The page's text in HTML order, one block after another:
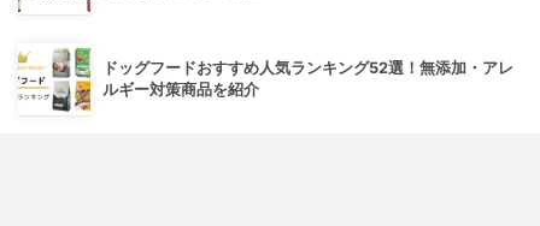
ドッグフードおすすめ人気ランキング52選！無添加・アレ
ルギー対策商品を紹介